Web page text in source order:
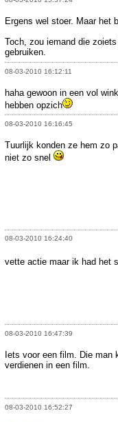
Ergens wel stoer. Maar het
Toch, zou iemand die
gebruiken.
08-03-2010 16:12:11
haha gewoon in een vol
hebben opzich
08-03-2010 16:16:45
Tuurlijk konden ze hem zo
niet zo snel
08-03-2010 16:24:40
vette actie maar ik had het
08-03-2010 16:47:39
Iets voor een film. Die man
verdienen in een film.
08-03-2010 16:52:27